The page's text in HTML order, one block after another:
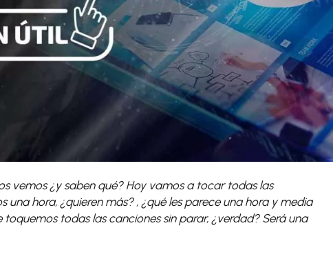
vemos ¿y saben qué? Hoy vamos a tocar todas las
una hora, ¿quieren más? , ¿qué les parece una hora y media
toquemos todas las canciones sin parar, ¿verdad? Será una